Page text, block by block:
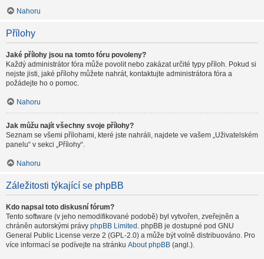
Nahoru
Přílohy
Jaké přílohy jsou na tomto fóru povoleny?
Každý administrátor fóra může povolit nebo zakázat určité typy příloh. Pokud si
nejste jisti, jaké přílohy můžete nahrát, kontaktujte administrátora fóra a
požádejte ho o pomoc.
Nahoru
Jak můžu najít všechny svoje přílohy?
Seznam se všemi přílohami, které jste nahráli, najdete ve vašem „Uživatelském
panelu“ v sekci „Přílohy“.
Nahoru
Záležitosti týkající se phpBB
Kdo napsal toto diskusní fórum?
Tento software (v jeho nemodifikované podobě) byl vytvořen, zveřejněn a
chráněn autorskými právy phpBB Limited . phpBB je dostupné pod GNU
General Public License verze 2 (GPL-2.0) a může být volně distribuováno. Pro
více informací se podívejte na stránku About phpBB (angl.).